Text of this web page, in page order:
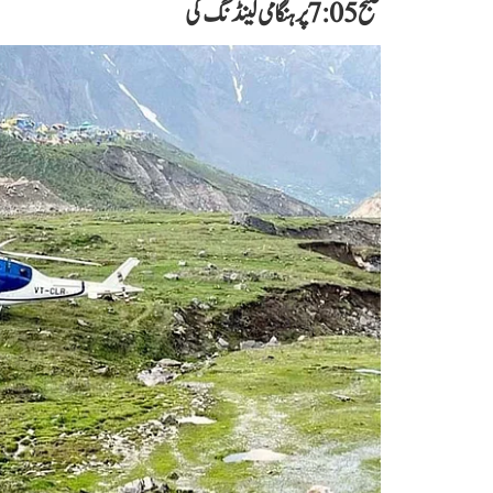
صبح 7:05 پر ہنگامی لینڈنگ کی